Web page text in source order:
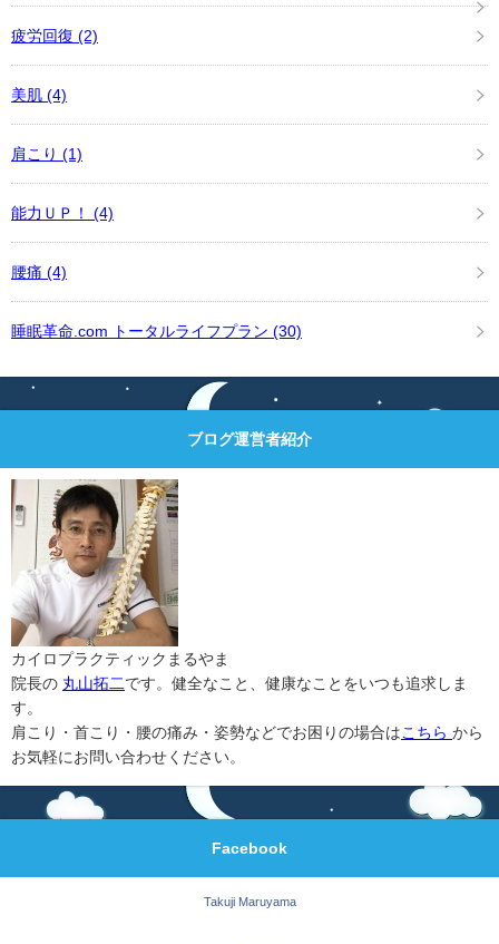
疲労回復 (2)
美肌 (4)
肩こり (1)
能力ＵＰ！ (4)
腰痛 (4)
睡眠革命.com トータルライフプラン (30)
ブログ運営者紹介
カイロプラクティックまるやま
院長の 丸山拓二です。健全なこと、健康なことをいつも追求しま
す。
肩こり・首こり・腰の痛み・姿勢などでお困りの場合はこちら から
お気軽にお問い合わせください。
Facebook
Takuji Maruyama